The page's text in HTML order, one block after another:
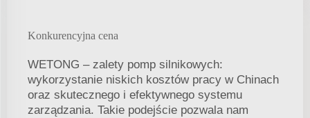
Konkurencyjna cena
WETONG – zalety pomp silnikowych:
wykorzystanie niskich kosztów pracy w Chinach
oraz skutecznego i efektywnego systemu
zarządzania. Takie podejście pozwala nam